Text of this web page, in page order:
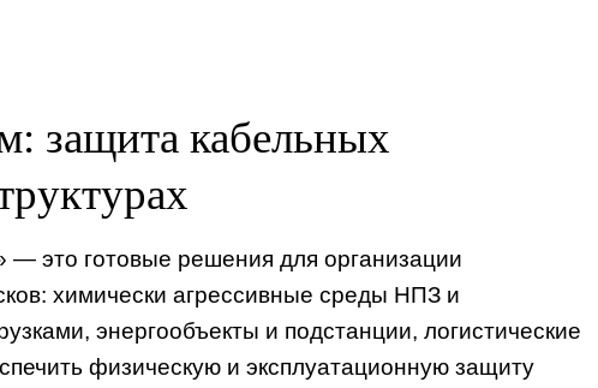
защита кабельных
это готовые решения для организации
химически агрессивные среды НПЗ и
энергообъекты и подстанции, логистические
физическую и эксплуатационную защиту